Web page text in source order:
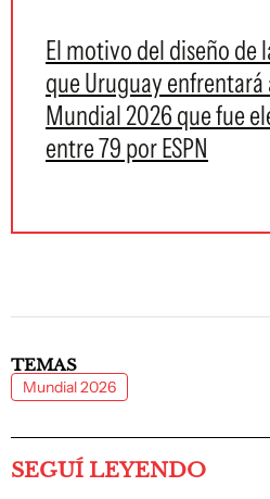
El motivo del diseño de
que Uruguay enfrentará
Mundial 2026 que fue
entre 79 por ESPN
TEMAS
Mundial 2026
SEGUÍ LEYENDO